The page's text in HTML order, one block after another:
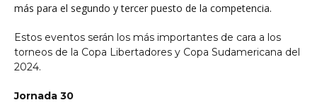
más para el segundo y tercer puesto de la competencia.
Estos eventos serán los más importantes de cara a los
torneos de la Copa Libertadores y Copa Sudamericana del
2024.
Jornada 30